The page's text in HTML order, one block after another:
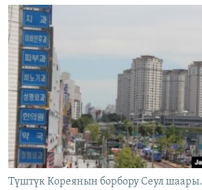
Түштүк Кореянын борбору Сеул шаары.